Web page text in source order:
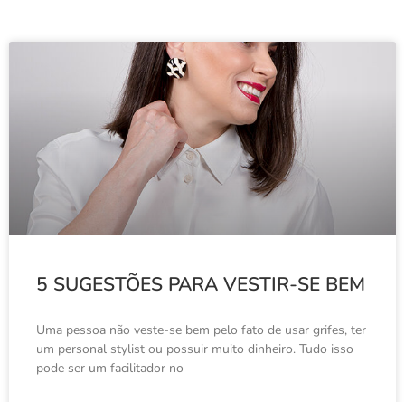
5 SUGESTÕES PARA VESTIR-SE BEM
Uma pessoa não veste-se bem pelo fato de usar grifes, ter
um personal stylist ou possuir muito dinheiro. Tudo isso
pode ser um facilitador no